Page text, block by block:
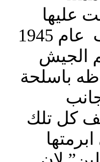
عليها
المانيا بعد حرب عام 1945
الجيش
باسلحة
كل تلك